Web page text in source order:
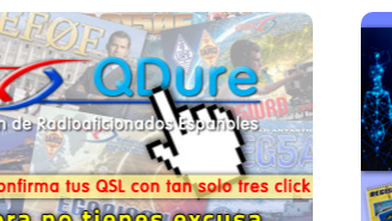
- https://qsl.ure.es
y confirma tus QSL en tan solo tres
click.
fue tan fácil y cómodo
confirmar tus contactos.